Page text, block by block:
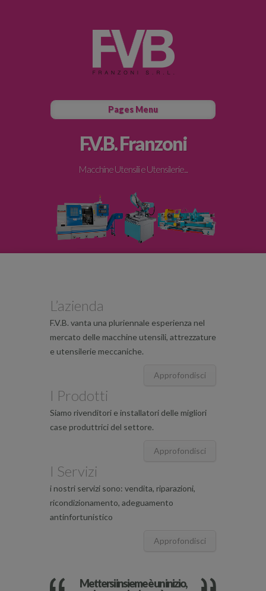
Pages Menu
F.V.B. Franzoni
Macchine Utensili e Utensilerie...
L’azienda
F.V.B. vanta una pluriennale esperienza nel
mercato delle macchine utensili, attrezzature
e utensilerie meccaniche.
Approfondisci
I Prodotti
Siamo rivenditori e installatori delle migliori
case produttrici del settore.
Approfondisci
I Servizi
i nostri servizi sono: vendita, riparazioni,
ricondizionamento, adeguamento
antinfortunistico
Approfondisci
Mettersi insieme è un inizio,